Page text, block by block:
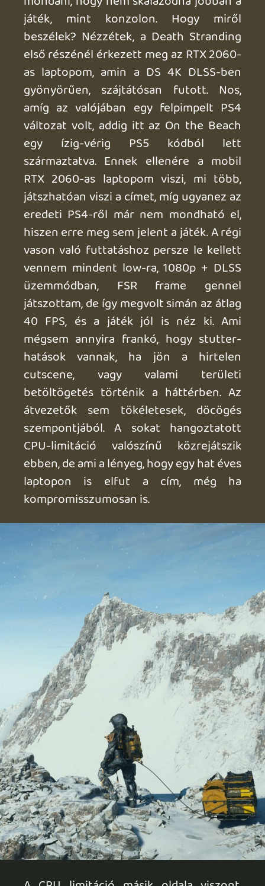
A CPU limitáció másik oldala viszont,
hogy pl. Steam Decken már SOKKAL
rosszabb a helyzet. Tökmindegy, hogy mit
csinálsz, hogyan állítod be a játékot, 20-
25 FPS értéktől jobbat NEM FOGSZ
kikaparni a programból Dekken. És ehhez
a minimum az FSR alkalmazása, amitől
meg jó kásás is lesz a kép. Ennek ellenére
(vagy épp ezért, hehe), egy bő órát
nyomtam így a játékot TV-re kidokkolva,
és a brutális önsanyargatás ellenére sem
mondhatom, hogy ne élveztem volna a
dolgot. A DS megfontolt játékmenete, és
az átvezetők általános nyugissága miatt
nem mondom, hogy játszhatatlan a Deck
változat, mindenesetre én a zöld pipát
már nem tenném ki a "Deck Verified"
felirattal, még akkor sem, ha vannak
"portable" (azaz "ultra-low") beállítási
lehetőségek is az opciótengerben.
Persze a Death Stranding 2 igazán jól egy
kurrens vason érzi magát. Nos, a DS2
érkezésére laptopot is váltottam, így
Ultra 9 procival, 32 giga RAM + mobil
5070-es kártyával mennybe menne a cím,
gondolhatnánk. Nos, úgy mindent very
high/high beállításokra felcsutkázva, csak
1080p, DLSS Quality és 1-2 fényhatás
"high"-ra való visszaállításával tudtam
stabil 60 FPS-t kicsikarni a játékból, és
ennek ellenére a program nem nézett ki
generációs szinten jobban. Szóval kell a
cuccnak az erő, ha minden tekintetben ki
akarjuk használni a PC-s port nyújtotta
lehetőségeket.